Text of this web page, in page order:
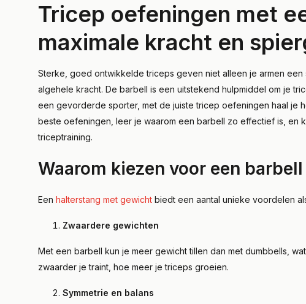
Tricep oefeningen met
maximale kracht en
Sterke, goed ontwikkelde triceps geven niet alleen je armen
algehele kracht. De barbell is een uitstekend hulpmiddel om je
een gevorderde sporter, met de juiste tricep oefeningen haal je
beste oefeningen, leer je waarom een barbell zo effectief is,
triceptraining.
Waarom kiezen voor een
Een halterstang met gewicht biedt een aantal unieke voordelen
Zwaardere gewichten
Met een barbell kun je meer gewicht tillen dan met dumbbells,
zwaarder je traint, hoe meer je triceps groeien.
Symmetrie en balans